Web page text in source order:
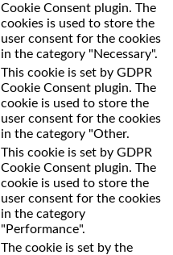
Cookie Consent plugin. The
cookies is used to store the
user consent for the cookies
in the category "Necessary".
This cookie is set by GDPR
Cookie Consent plugin. The
cookie is used to store the
user consent for the cookies
in the category "Other.
This cookie is set by GDPR
Cookie Consent plugin. The
cookie is used to store the
user consent for the cookies
in the category
"Performance".
The cookie is set by the